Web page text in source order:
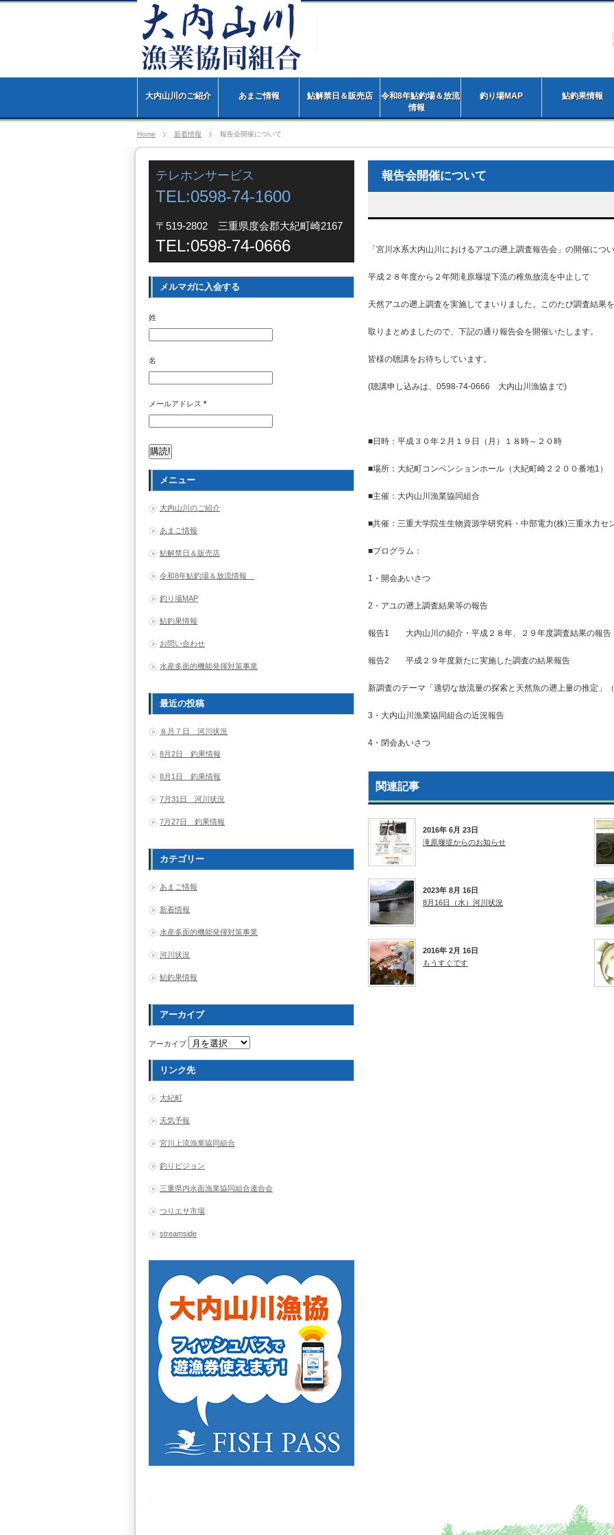
大内山川のご紹介 あまご情報 鮎解禁日＆販売店
令和8年鮎釣場＆放流
情報
釣り場MAP 鮎釣果情報
Home 新着情報 報告会開催について
報告会開催について
「宮川水系大内山川におけるアユの遡上調査報告会」の開催につ
平成２８年度から２年間滝原堰堤下流の稚魚放流を中止して
天然アユの遡上調査を実施してまいりました。このたび調査結果を
取りまとめましたので、下記の通り報告会を開催いたします。
皆様の聴講をお待ちしています。
(聴講申し込みは、0598-74-0666 大内山川漁協まで)
■日時：平成３０年２月１９日（月）１８時～２０時
■場所：大紀町コンベンションホール（大紀町崎２２００番地1）
■主催：大内山川漁業協同組合
■共催：三重大学院生生物資源学研究科・中部電力(株)三重水力セ
■プログラム：
1・開会あいさつ
2・アユの遡上調査結果等の報告
報告1 大内山川の紹介・平成２８年、２９年度調査結果の報告
報告2 平成２９年度新たに実施した調査の結果報告
新調査のテーマ「適切な放流量の探索と天然魚の遡上量の推定」
3・大内山川漁業協同組合の近況報告
4・閉会あいさつ
関連記事
2016年 6月 23日
滝原堰堤からのお知らせ
2023年 8月 16日
8月16日（水）河川状況
2016年 2月 16日
もうすぐです
テレホンサービス
TEL:0598-74-1600
〒519-2802 三重県度会郡大紀町崎2167
TEL:0598-74-0666
メルマガに入会する
姓
名
メールアドレス *
メニュー
大内山川のご紹介
あまご情報
鮎解禁日＆販売店
令和8年鮎釣場＆放流情報
釣り場MAP
鮎釣果情報
お問い合わせ
水産多面的機能発揮対策事業
最近の投稿
８月７日 河川状況
8月2日 釣果情報
8月1日 釣果情報
7月31日 河川状況
7月27日 釣果情報
カテゴリー
あまご情報
新着情報
水産多面的機能発揮対策事業
河川状況
鮎釣果情報
アーカイブ
アーカイブ
リンク先
大紀町
天気予報
宮川上流漁業協同組合
釣りビジョン
三重県内水面漁業協同組合連合会
つりエサ市場
streamside